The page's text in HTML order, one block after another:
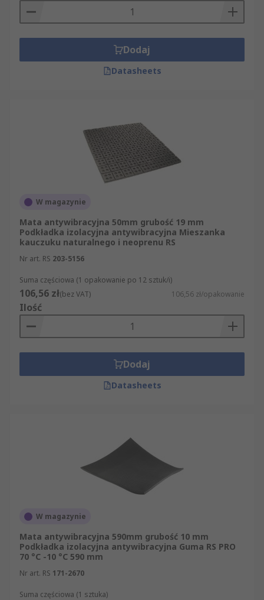
Dodaj
Datasheets
W magazynie
Mata antywibracyjna 50mm grubość 19 mm
Podkładka izolacyjna antywibracyjna Mieszanka
kauczuku naturalnego i neoprenu RS
Nr art. RS 203-5156
Suma częściowa (1 opakowanie po 12 sztuk/i)
106,56 zł(bez VAT) 106,56 zł/opakowanie
Ilość
Dodaj
Datasheets
W magazynie
Mata antywibracyjna 590mm grubość 10 mm
Podkładka izolacyjna antywibracyjna Guma RS PRO
70 °C -10 °C 590 mm
Nr art. RS 171-2670
Suma częściowa (1 sztuka)